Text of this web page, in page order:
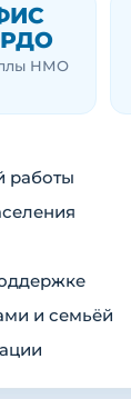
НМО
работы
и семьёй